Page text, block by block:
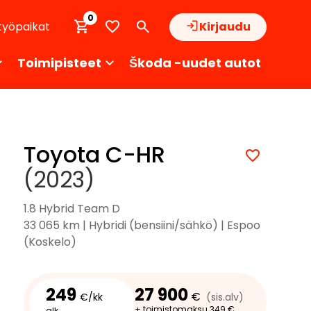
Kirjaudu
0
Toimipisteet Škoda -uudet autot
Toyota C-HR
(2023)
1.8 Hybrid Team D
33 065 km | Hybridi (bensiini/sähkö) | Espoo
(Koskelo)
249 €/kk 27 900 € (sis.alv)